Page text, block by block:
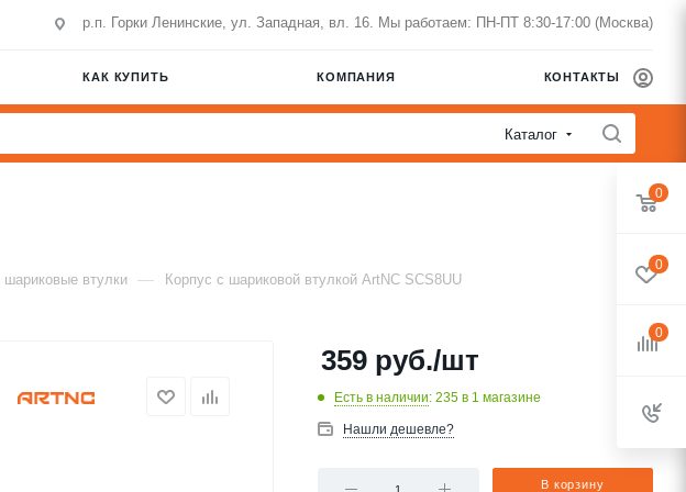
р.п. Горки Ленинские, ул. Западная, вл. 16. Мы работаем: ПН-ПТ 8:30-17:00 (Москва)
КАК КУПИТЬ КОМПАНИЯ КОНТАКТЫ
Каталог
шариковые втулки — Корпус с шариковой втулкой ArtNC SCS8UU
359 руб./шт
Есть в наличии: 235 в 1 магазине
Нашли дешевле?
В корзину
0
0
0